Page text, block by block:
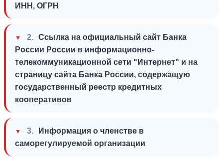
ИНН, ОГРН
2. Ссылка на официальный сайт Банка
России России в информационно-
телекоммуникационной сети "Интернет" и на
страницу сайта Банка России, содержащую
государственный реестр кредитных
кооперативов
3.
Информация о членстве в
саморегулируемой организации